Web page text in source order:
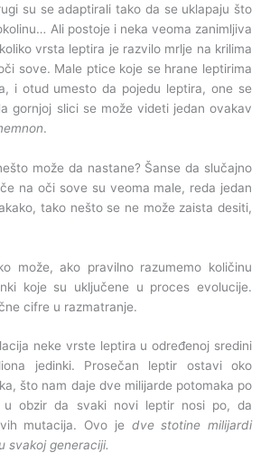
su se adaptirali tako da se uklapaju što
Ali postoje i neka veoma zanimljiva
vrsta leptira je razvilo mrlje na krilima
sove. Male ptice koje se hrane leptirima
i otud umesto da pojedu leptira, one se
gornjoj slici se može videti jedan ovakav
.
može da nastane? Šanse da slučajno
na oči sove su veoma male, reda jedan
tako nešto se ne može zaista desiti,
ako pravilno razumemo količinu
koje su uključene u proces evolucije.
cifre u razmatranje.
neke vrste leptira u određenoj sredini
jedinki. Prosečan leptir ostavi oko
što nam daje dve milijarde potomaka po
u obzir da svaki novi leptir nosi po, da
mutacija. Ovo je dve stotine milijardi
svakoj generaciji.